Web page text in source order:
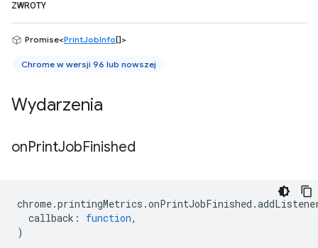
ZWROTY
Promise<PrintJobInfo[]>
Chrome w wersji 96 lub nowszej
Wydarzenia
onPrintJobFinished
chrome.printingMetrics .onPrintJobFinished .
callback : function,
)